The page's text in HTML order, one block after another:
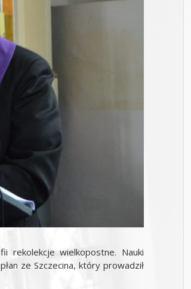
rekolekcje wielkopostne. Nauki
ze Szczecina, który prowadził